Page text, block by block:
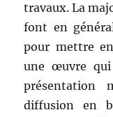
travaux. La
font en
pour mettre
une œuvre
présentation
diffusion en